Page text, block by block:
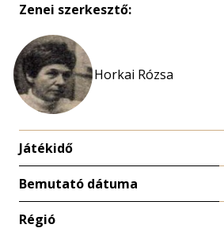
Zenei szerkesztő:
Horkai Rózsa
Játékidő
Bemutató dátuma
Régió